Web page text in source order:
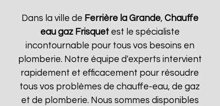
Dans la ville de Ferrière la Grande, Chauffe
eau gaz Frisquetest le spécialiste
incontournable pour tous vos besoins en
plomberie. Notre équipe d'experts intervient
rapidement et efficacement pour résoudre
tous vos problèmes de chauffe-eau, de gaz
et de plomberie. Nous sommes disponibles